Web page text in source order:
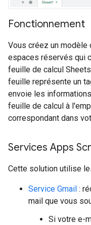
Fonctionnement
Vous créez un modèle
espaces réservés qui
feuille de calcul
feuille représente un
envoie les
feuille de calcul à
correspondant dans
Services Apps
Cette solution utilise
Service Gmail :
mail que vous
Si votre e-